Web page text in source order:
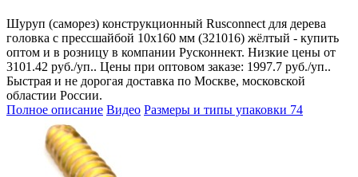
Шуруп (саморез) конструкционный Rusconnect для дерева
головка с прессшайбой 10х160 мм (321016) жёлтый - купить
оптом и в розницу в компании Русконнект. Низкие цены от
3101.42 руб./уп.. Цены при оптовом заказе: 1997.7 руб./уп..
Быстрая и не дорогая доставка по Москве, московской
областии России.
Полное описание Видео Размеры и типы упаковки 74